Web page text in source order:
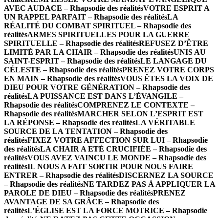
AVEC AUDACE – Rhapsodie des réalitésVOTRE ESPRIT A
UN RAPPEL PARFAIT – Rhapsodie des réalitésLA
RÉALITÉ DU COMBAT SPIRITUEL – Rhapsodie des
réalitésARMES SPIRITUELLES POUR LA GUERRE
SPIRITUELLE – Rhapsodie des réalitésREFUSEZ D’ÊTRE
LIMITÉ PAR LA CHAIR – Rhapsodie des réalitésUNIS AU
SAINT-ESPRIT – Rhapsodie des réalitésLE LANGAGE DU
CÉLESTE – Rhapsodie des réalitésPRENEZ VOTRE CORPS
EN MAIN – Rhapsodie des réalitésVOUS ÊTES LA VOIX DE
DIEU POUR VOTRE GÉNÉRATION – Rhapsodie des
réalitésLA PUISSANCE EST DANS L’ÉVANGILE –
Rhapsodie des réalitésCOMPRENEZ LE CONTEXTE –
Rhapsodie des réalitésMARCHER SELON L’ESPRIT EST
LA RÉPONSE – Rhapsodie des réalitésLA VÉRITABLE
SOURCE DE LA TENTATION – Rhapsodie des
réalitésFIXEZ VOTRE AFFECTION SUR LUI – Rhapsodie
des réalitésLA CHAIR A ETÉ CRUCIFIÉE – Rhapsodie des
réalitésVOUS AVEZ VAINCU LE MONDE – Rhapsodie des
réalitésIL NOUS A FAIT SORTIR POUR NOUS FAIRE
ENTRER – Rhapsodie des réalitésDISCERNEZ LA SOURCE
– Rhapsodie des réalitésNE TARDEZ PAS À APPLIQUER LA
PAROLE DE DIEU – Rhapsodie des réalitésPRENEZ
AVANTAGE DE SA GRÂCE – Rhapsodie des
réalitésL’ÉGLISE EST LA FORCE MOTRICE – Rhapsodie